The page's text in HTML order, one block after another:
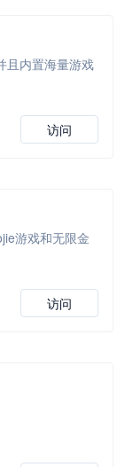
且内置海量游戏
访问
游戏和无限金
访问